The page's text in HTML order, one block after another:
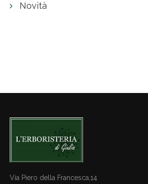
Novità
Via Piero della Francesca,14